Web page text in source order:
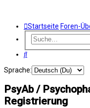
Startseite Foren-
Suche
Sprache:
PsyAb /
Registrierung